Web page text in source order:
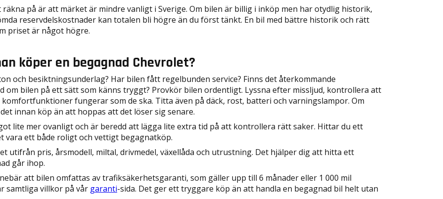
på är att märket är mindre vanligt i Sverige. Om bilen är billig i inköp men har otydlig historik,
reservdelskostnader kan totalen bli högre än du först tänkt. En bil med bättre historik och rätt
priset är något högre.
köper en begagnad Chevrolet?
och besiktningsunderlag? Har bilen fått regelbunden service? Finns det återkommande
om bilen på ett sätt som känns tryggt? Provkör bilen ordentligt. Lyssna efter missljud, kontrollera att
fungerar som de ska. Titta även på däck, rost, batteri och varningslampor. Om
innan köp än att hoppas att det löser sig senare.
lite mer ovanligt och är beredd att lägga lite extra tid på att kontrollera rätt saker. Hittar du ett
vara ett både roligt och vettigt begagnatköp.
utifrån pris, årsmodell, miltal, drivmedel, växellåda och utrustning. Det hjälper dig att hitta ett
går ihop.
att bilen omfattas av trafiksäkerhetsgaranti, som gäller upp till 6 månader eller 1 000 mil
samtliga villkor på vår garanti-sida. Det ger ett tryggare köp än att handla en begagnad bil helt utan